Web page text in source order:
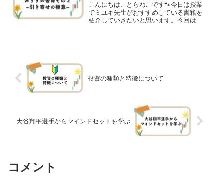
こんにちは、とらねこです🐾今日は授業
でミユキ先生がおすすめしている書籍を
紹介していきたいと思います。今回はマ
投資の種類と特徴について
大谷翔平選手からマインドセットを学ぶ
コメント